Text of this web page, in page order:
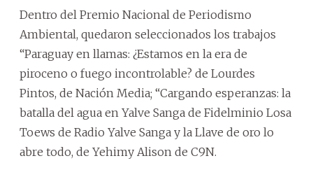
Dentro del Premio Nacional de Periodismo
Ambiental, quedaron seleccionados los trabajos
“Paraguay en llamas: ¿Estamos en la era de
piroceno o fuego incontrolable? de Lourdes
Pintos, de Nación Media; “Cargando esperanzas: la
batalla del agua en Yalve Sanga de Fidelminio Losa
Toews de Radio Yalve Sanga y la Llave de oro lo
abre todo, de Yehimy Alison de C9N.